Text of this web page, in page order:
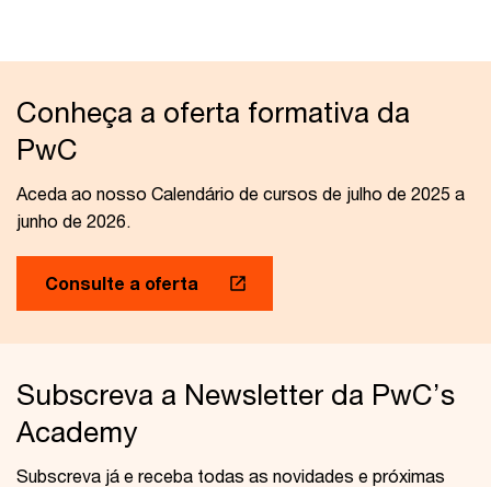
Conheça a oferta formativa da
PwC
Aceda ao nosso Calendário de cursos de julho de 2025 a
junho de 2026.
Consulte a oferta
Subscreva a Newsletter da PwC’s
Academy
Subscreva já e receba todas as novidades e próximas